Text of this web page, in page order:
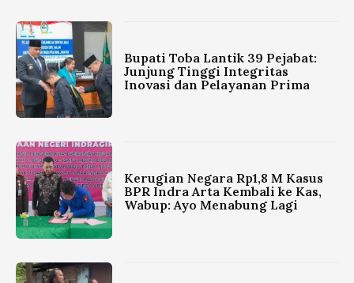
Bupati Toba Lantik 39 Pejabat:
Junjung Tinggi Integritas
Inovasi dan Pelayanan Prima
Kerugian Negara Rp1,8 M Kasus
BPR Indra Arta Kembali ke Kas,
Wabup: Ayo Menabung Lagi